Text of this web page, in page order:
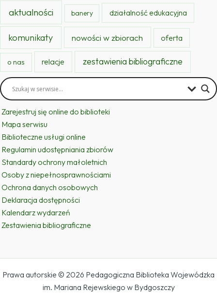
aktualności banery działalność edukacyjna
komunikaty nowości w zbiorach oferta
o nas relacje zestawienia bibliograficzne
Zarejestruj się online do biblioteki
Mapa serwisu
Biblioteczne usługi online
Regulamin udostępniania zbiorów
Standardy ochrony małoletnich
Osoby z niepełnosprawnościami
Ochrona danych osobowych
Deklaracja dostępności
Kalendarz wydarzeń
Zestawienia bibliograficzne
Prawa autorskie © 2026 Pedagogiczna Biblioteka Wojewódzka
im. Mariana Rejewskiego w Bydgoszczy